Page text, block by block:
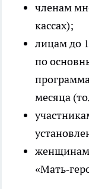
членам
кассах);
лицам до
по
месяца